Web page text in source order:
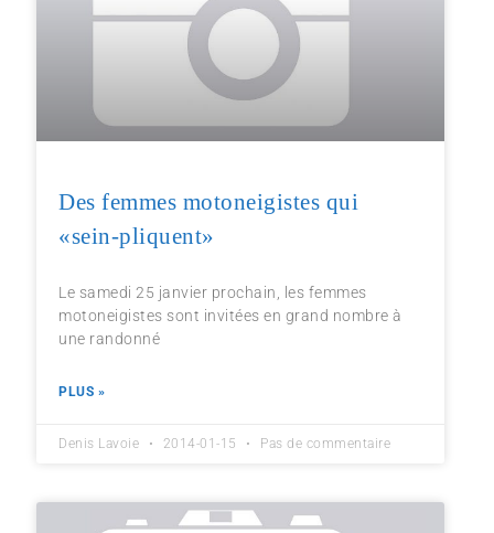
Des femmes motoneigistes qui
«sein-pliquent»
Le samedi 25 janvier prochain, les femmes
motoneigistes sont invitées en grand nombre à
une randonné
PLUS »
Denis Lavoie 2014-01-15 Pas de commentaire